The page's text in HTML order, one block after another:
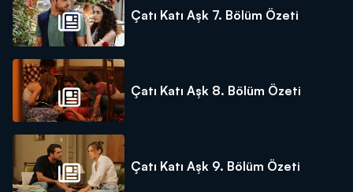
Çatı Katı Aşk 7. Bölüm Özeti
Çatı Katı Aşk 8. Bölüm Özeti
Çatı Katı Aşk 9. Bölüm Özeti